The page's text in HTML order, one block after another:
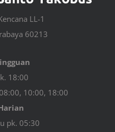
LL-1
60213
18:00
10:00, 18:00
pk. 05:30